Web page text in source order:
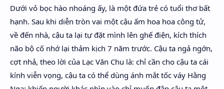
Dưới vỏ bọc hào nhoáng ấy, là một đứa trẻ có tuổi thơ bất
hạnh. Sau khi diễn tròn vai một cậu ấm hoa hoa công tử,
về đến nhà, cậu ta lại tự đặt mình lên ghế điện, kích thích
não bộ cố nhớ lại thảm kịch 7 năm trước. Cậu ta ngả ngớn,
cợt nhả, theo lời của Lạc Văn Chu là: chỉ cần cho cậu ta cái
kính viễn vọng, cậu ta có thể dùng ánh mắt tốc váy Hằng